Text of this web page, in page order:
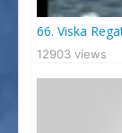
Dokumenti
Splitski
66. Viska
12903 views